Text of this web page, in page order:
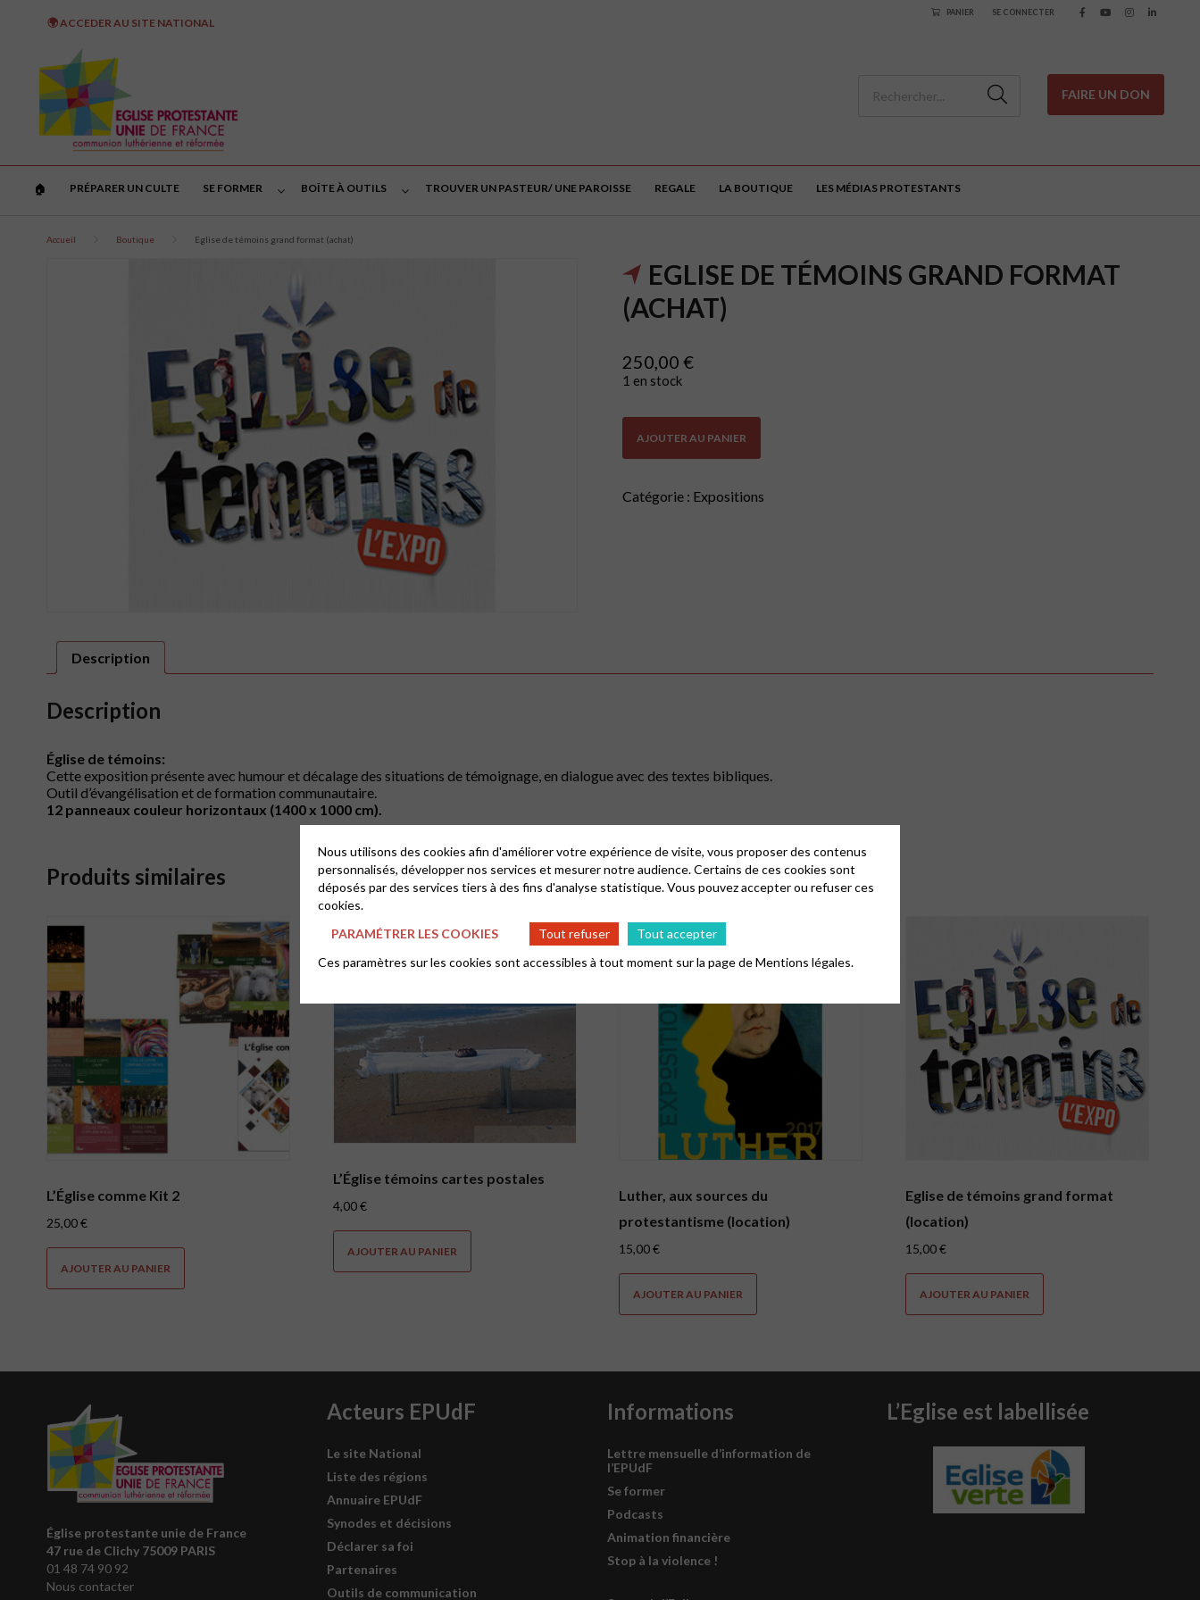
🌍 ACCEDER AU SITE NATIONAL
PANIER SE CONNECTER
FAIRE UN DON
🏠︎ PRÉPARER UN CULTE SE FORMER BOÎTE À OUTILS TROUVER UN PASTEUR/ UNE PAROISSE REGALE LA BOUTIQUE LES MÉDIAS PROTESTANTS
Accueil Boutique Eglise de témoins grand format (achat)
EGLISE DE TÉMOINS GRAND FORMAT
(ACHAT)
250,00 €
1 en stock
quantité
Eglise
témoins
grand
AJOUTER AU PANIER
Catégorie : Expositions
Description
Description
Église de témoins:
Cette exposition présente avec humour et décalage des situations de témoignage, en dialogue avec des textes bibliques.
Outil d’évangélisation et de formation communautaire.
12 panneaux couleur horizontaux (1400 x 1000 cm).
Produits similaires
L’Église comme Kit 2
25,00€
AJOUTER AU PANIER
L’Église témoins cartes postales
4,00€
AJOUTER AU PANIER
Luther, aux sources du
protestantisme (location)
15,00€
AJOUTER AU PANIER
Eglise de témoins grand format
(location)
15,00€
AJOUTER AU PANIER
Église protestante unie de France
47 rue de Clichy 75009 PARIS
01 48 74 90 92
Nous contacter
Acteurs EPUdF
Le site National
Liste des régions
Annuaire EPUdF
Synodes et décisions
Déclarer sa foi
Partenaires
Outils de communication
Informations
Lettre mensuelle d’information de
l’EPUdF
Se former
Podcasts
Animation financière
Stop à la violence !
L’Eglise est labellisée
Nous utilisons des cookies afin d'améliorer votre expérience de visite, vous proposer des contenus
personnalisés, développer nos services et mesurer notre audience. Certains de ces cookies sont
déposés par des services tiers à des fins d'analyse statistique. Vous pouvez accepter ou refuser ces
cookies.
PARAMÉTRER LES COOKIES
Tout refuser
Tout accepter
Ces paramètres sur les cookies sont accessibles à tout moment sur la page deMentions légales.